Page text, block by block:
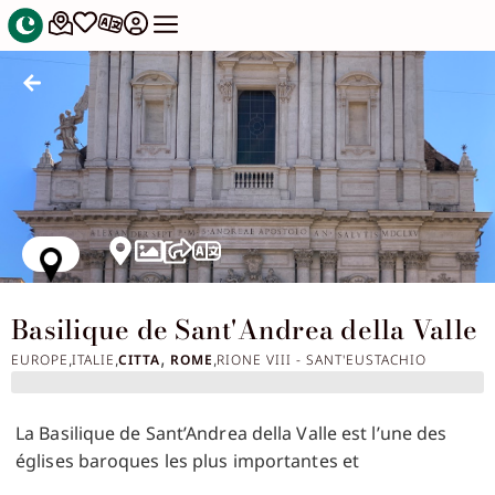
Basilique de Sant'Andrea della Valle
EUROPE ,ITALIE ,CITTA, ROME ,RIONE VIII - SANT'EUSTACHIO
La Basilique de Sant’Andrea della Valle est l’une des
églises baroques les plus importantes et